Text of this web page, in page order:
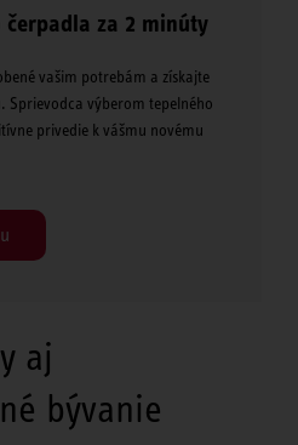
čerpadla za 2 minúty
vašim potrebám a získajte
Sprievodca výberom tepelného
privedie k vášmu novému
aj
bývanie